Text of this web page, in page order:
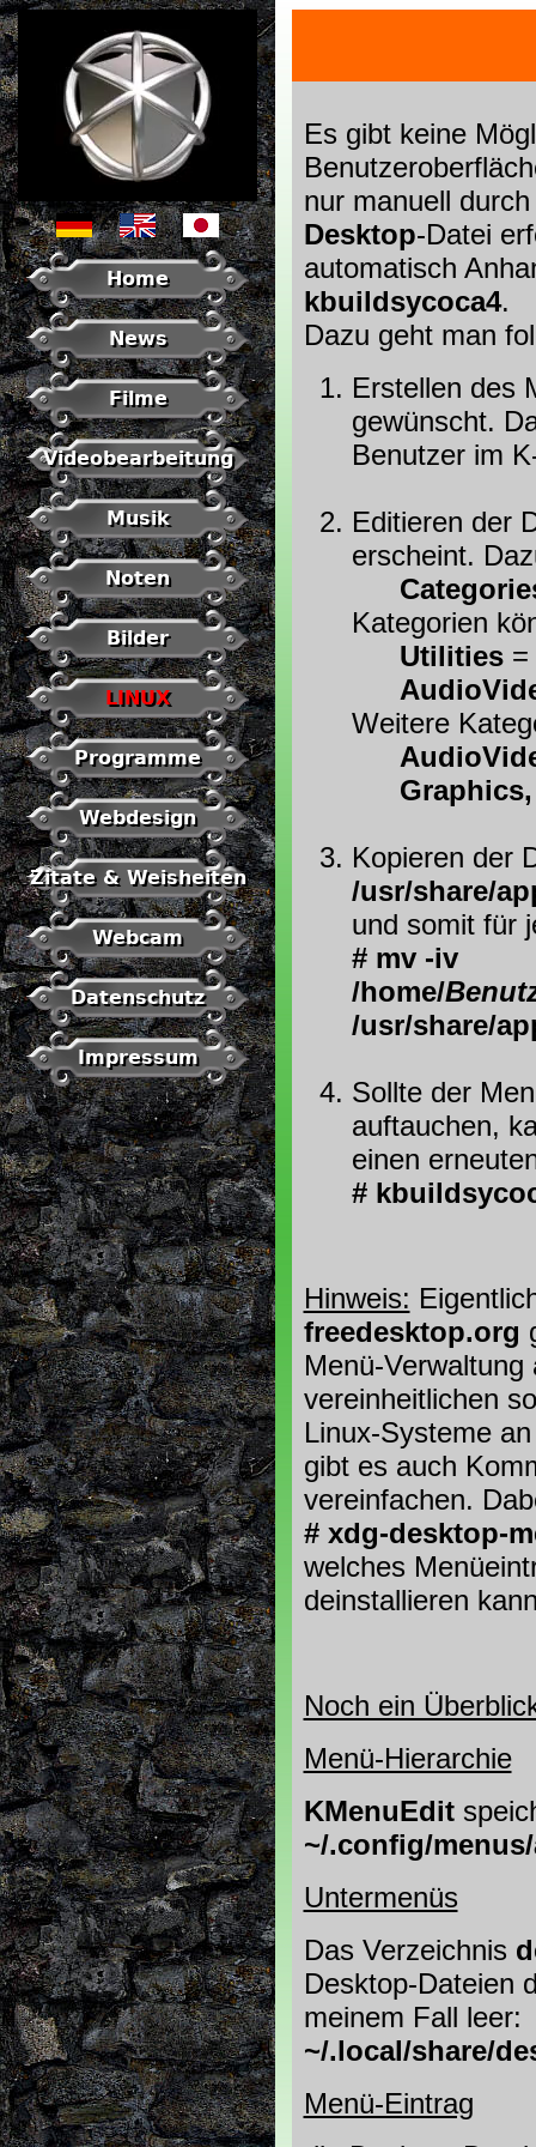
Home
News
Filme
Videobearbeitung
Musik
Noten
Bilder
LINUX
Programme
Webdesign
Zitate & Weisheiten
Webcam
Datenschutz
Impressum
Es gibt keine
nur manuell
Desktop-Datei
automatisch
kbuildsycoca4.
Dazu geht man
Erstellen des
gewünscht.
Benutzer im
Editieren der
erscheint.
Kategorien
Utilities=
Weitere
Kopieren der
/usr/share/
und somit für
# mv -iv
/home/
/usr/share/
Sollte der
auftauchen,
einen
#
Hinweis:
freedesktop.org
Menü-
vereinheitlichen
Linux-Systeme
gibt es auch
vereinfachen.
# xdg-desktop-
welches
deinstallieren
Noch ein
Menü-Hierarchie
KMenuEdit
~/.config/
Untermenüs
Das Verzeichnis
Desktop-Dateien
meinem Fall leer:
~/.local/share/
Menü-Eintrag